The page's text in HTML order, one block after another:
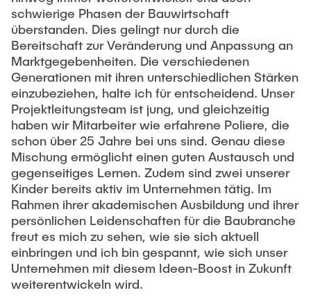
schwierige Phasen der Bauwirtschaft
überstanden. Dies gelingt nur durch die
Bereitschaft zur Veränderung und Anpassung an
Marktgegebenheiten. Die verschiedenen
Generationen mit ihren unterschiedlichen Stärken
einzubeziehen, halte ich für entscheidend. Unser
Projektleitungsteam ist jung, und gleichzeitig
haben wir Mitarbeiter wie erfahrene Poliere, die
schon über 25 Jahre bei uns sind. Genau diese
Mischung ermöglicht einen guten Austausch und
gegenseitiges Lernen. Zudem sind zwei unserer
Kinder bereits aktiv im Unternehmen tätig. Im
Rahmen ihrer akademischen Ausbildung und ihrer
persönlichen Leidenschaften für die Baubranche
freut es mich zu sehen, wie sie sich aktuell
einbringen und ich bin gespannt, wie sich unser
Unternehmen mit diesem Ideen-Boost in Zukunft
weiterentwickeln wird.